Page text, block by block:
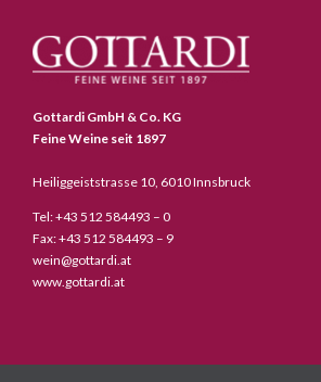
Gottardi GmbH & Co. KG
Feine Weine seit 1897
Heiliggeiststrasse 10, 6010 Innsbruck
Tel: +43 512 584493 – 0
Fax: +43 512 584493 – 9
wein@gottardi.at
www.gottardi.at